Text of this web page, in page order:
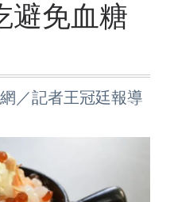
避免血糖
／記者王冠廷報導